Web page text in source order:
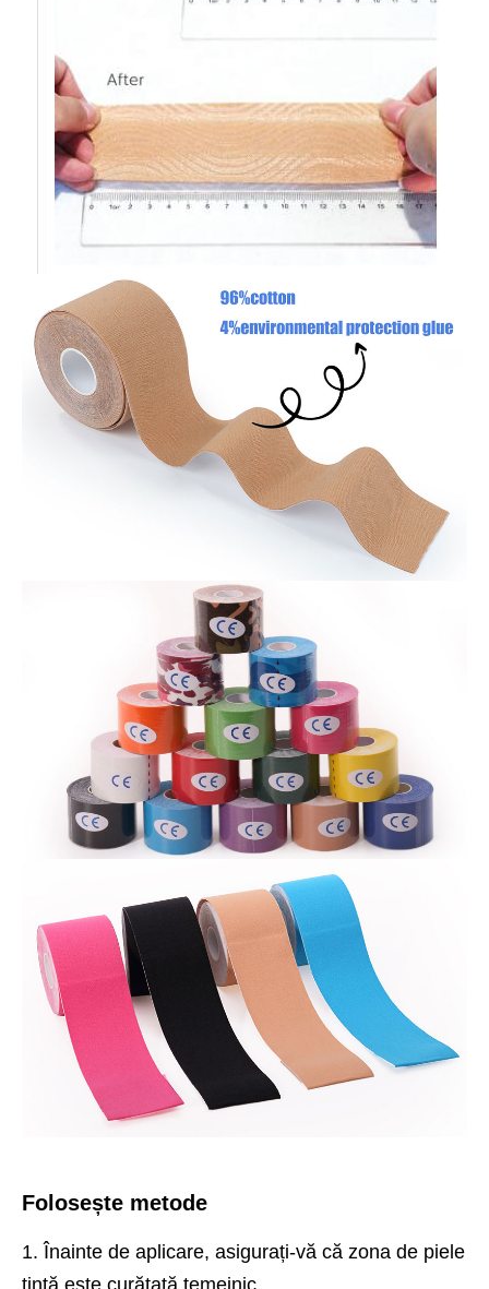
Folosește metode
1. Înainte de aplicare, asigurați-vă că zona de piele
țintă este curățată temeinic.